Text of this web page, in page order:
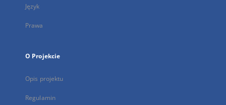
Język
Prawa
O Projekcie
Opis projektu
Regulamin